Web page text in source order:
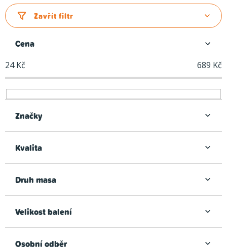
z
e
í
p
r
o
u
t
Zavřít filtr
Cena
24Kč 689 Kč
Značky
Kvalita
Druh masa
Velikost balení
Osobní odběr